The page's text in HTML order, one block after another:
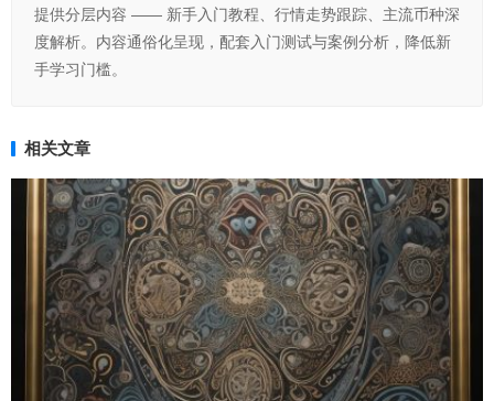
提供分层内容 —— 新手入门教程、行情走势跟踪、主流币种深
度解析。内容通俗化呈现，配套入门测试与案例分析，降低新
手学习门槛。
相关文章